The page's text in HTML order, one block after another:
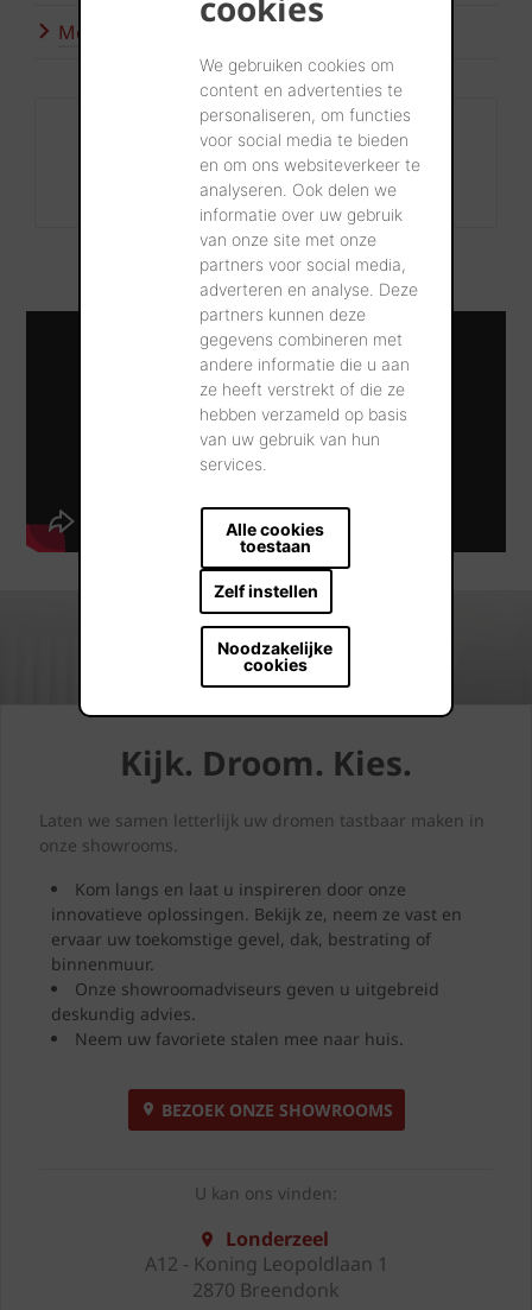
We gebruiken cookies om
content en advertenties te
personaliseren, om functies
voor social media te bieden
en om ons websiteverkeer te
analyseren. Ook delen we
informatie over uw gebruik
van onze site met onze
partners voor social media,
adverteren en analyse. Deze
partners kunnen deze
gegevens combineren met
andere informatie die u aan
ze heeft verstrekt of die ze
hebben verzameld op basis
van uw gebruik van hun
services.
Alle cookies
toestaan
Zelf instellen
Noodzakelijke
cookies
Meer inspiratie
Contact
+32 56 24 96 38
info@wienerberger.be
Kijk. Droom. Kies.
Laten we samen letterlijk uw dromen tastbaar maken in
onze showrooms.
Kom langs en laat u inspireren door onze
innovatieve oplossingen. Bekijk ze, neem ze vast en
ervaar uw toekomstige gevel, dak, bestrating of
binnenmuur.
Onze showroomadviseurs geven u uitgebreid
deskundig advies.
Neem uw favoriete stalen mee naar huis.
BEZOEK ONZE SHOWROOMS
U kan ons vinden:
Londerzeel
A12 - Koning Leopoldlaan 1
2870 Breendonk